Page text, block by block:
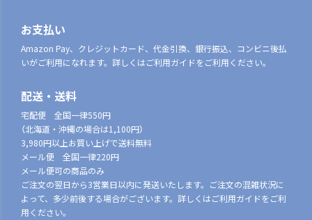
お支払い
Amazon Pay、クレジットカード、代金引換、銀行振込、コンビニ後払
いがご利用になれます。詳しくはご利用ガイドをご利用ください。
配送・送料
宅配便 全国一律550円
（北海道・沖縄の場合は1,100円）
3,980円以上お買い上げで送料無料
メール便 全国一律220円
メール便可の商品のみ
ご注文の翌日から3営業日以内に発送いたします。ご注文の混雑状況に
よって、多少前後する場合がございます。詳しくはご利用ガイドをご利
用ください。